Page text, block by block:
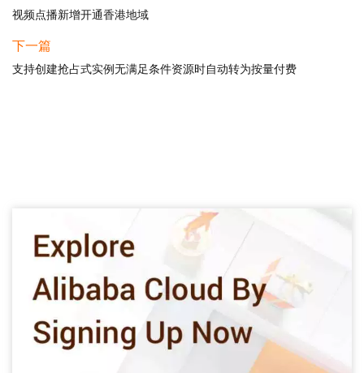
视频点播新增开通香港地域
下一篇
支持创建抢占式实例无满足条件资源时自动转为按量付费